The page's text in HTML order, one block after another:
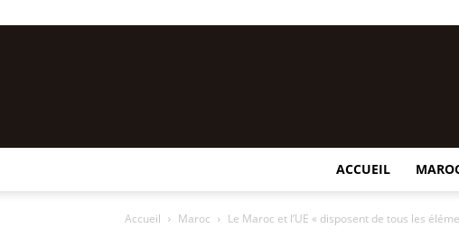
ACCUEIL
Accueil Maroc Le Maroc et l’UE « disposent de tous les